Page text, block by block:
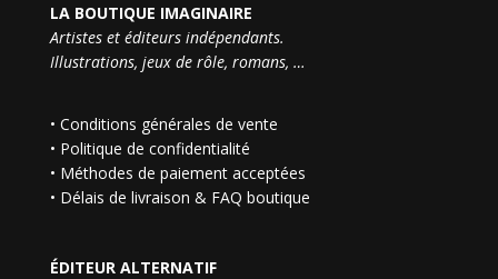
LA BOUTIQUE IMAGINAIRE
Artistes et éditeurs indépendants.
Illustrations, jeux de rôle, romans, …
• Conditions générales de vente
• Politique de confidentialité
• Méthodes de paiement acceptées
• Délais de livraison & FAQ boutique
ÉDITEUR ALTERNATIF